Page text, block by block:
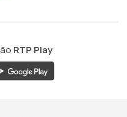
RTP Play